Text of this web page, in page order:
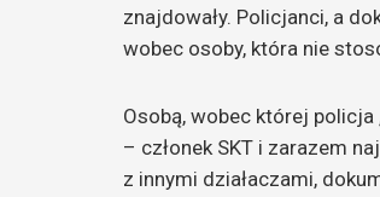
znajdowały. Policjanci, a
wobec osoby, która nie
Osobą, wobec której policja
– członek SKT i zarazem
z innymi działaczami,